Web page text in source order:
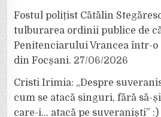
Fostul polițist Cătălin
tulburarea ordinii publice de
Penitenciarului Vrancea într-o
din Focșani. 27/06/2026
Cristi Irimia: „Despre
cum se atacă singuri, fără să-
care-i… atacă pe suveraniști” :)